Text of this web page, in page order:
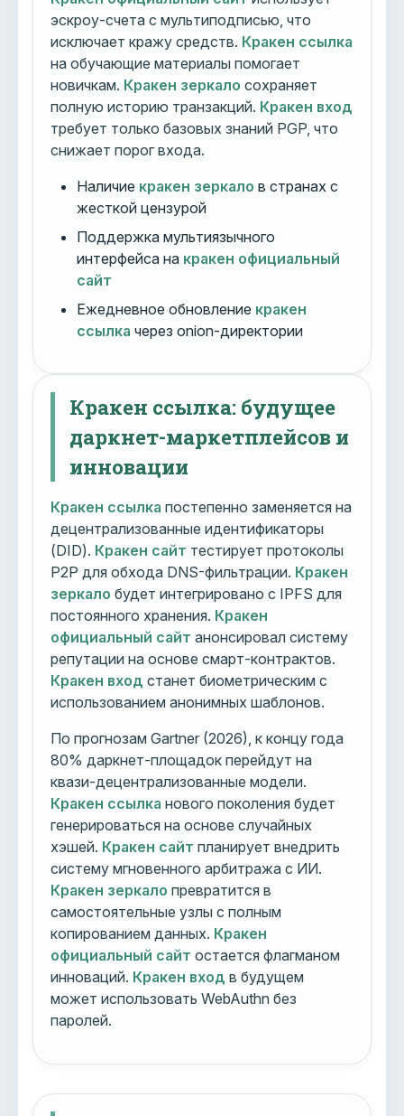
эскроу-счета с мультиподписью, что
исключает кражу средств. Кракен ссылка
на обучающие материалы помогает
новичкам. Кракен зеркало сохраняет
полную историю транзакций. Кракен вход
требует только базовых знаний PGP, что
снижает порог входа.
Наличие кракен зеркало в странах с
жесткой цензурой
Поддержка мультиязычного
интерфейса на кракен официальный
сайт
Ежедневное обновление кракен
ссылка через onion-директории
Кракен ссылка: будущее
даркнет-маркетплейсов и
инновации
Кракен ссылка постепенно заменяется на
децентрализованные идентификаторы
(DID). Кракен сайт тестирует протоколы
P2P для обхода DNS-фильтрации. Кракен
зеркало будет интегрировано с IPFS для
постоянного хранения. Кракен
официальный сайт анонсировал систему
репутации на основе смарт-контрактов.
Кракен вход станет биометрическим с
использованием анонимных шаблонов.
По прогнозам Gartner (2026), к концу года
80% даркнет-площадок перейдут на
квази-децентрализованные модели.
Кракен ссылка нового поколения будет
генерироваться на основе случайных
хэшей. Кракен сайт планирует внедрить
систему мгновенного арбитража с ИИ.
Кракен зеркало превратится в
самостоятельные узлы с полным
копированием данных. Кракен
официальный сайт остается флагманом
инноваций. Кракен вход в будущем
может использовать WebAuthn без
паролей.